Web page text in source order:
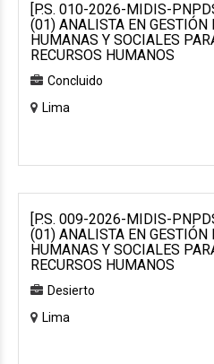
[P.S. 010-2026-MIDIS-
(01) ANALISTA EN GESTIÓN
HUMANAS Y SOCIALES
RECURSOS HUMANOS
Concluido
Lima
[P.S. 009-2026-MIDIS-
(01) ANALISTA EN GESTIÓN
HUMANAS Y SOCIALES
RECURSOS HUMANOS
Desierto
Lima